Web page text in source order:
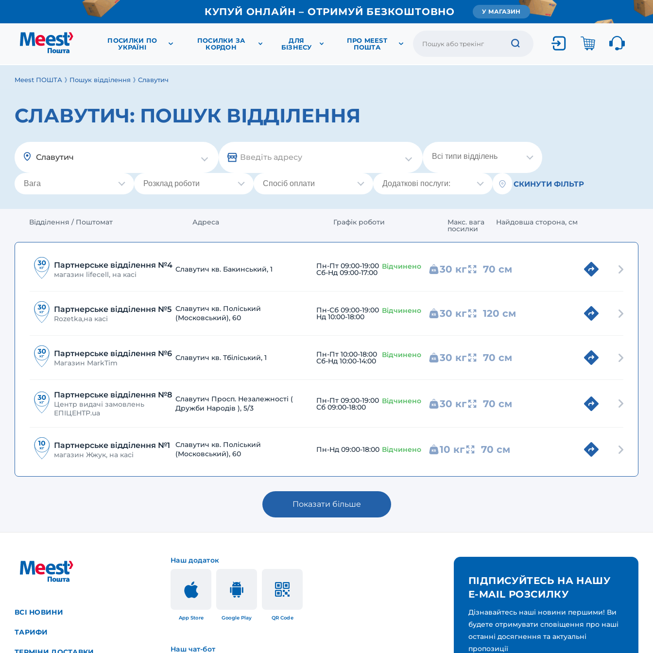
КУПУЙ ОНЛАЙН – ОТРИМУЙ БЕЗКОШТОВНО У МАГАЗИН
ПОСИЛКИ ПО
УКРАЇНІ
ПОСИЛКИ ЗА
КОРДОН
ДЛЯ
БІЗНЕСУ
ПРО MEEST
ПОШТА
Meest ПОШТА Пошук відділення Славутич
СЛАВУТИЧ: ПОШУК ВІДДІЛЕННЯ
Славутич Введіть адресу
СКИНУТИ ФІЛЬТР
Відділення / Поштомат Адреса Графік роботи Макс. вага
посилки
Найдовша сторона, см
Партнерське відділення №4
магазин lifecell, на касі
Славутич кв. Бакинський, 1 Пн-Пт 09:00-19:00
Сб-Нд 09:00-17:00
Відчинено 30 кг 70 см
Партнерське відділення №5
Rozetka,на касі
Славутич кв. Поліський
(Московський), 60
Пн-Сб 09:00-19:00
Нд 10:00-18:00
Відчинено 30 кг 120 см
Партнерське відділення №6
Магазин MarkTim
Славутич кв. Тбіліський, 1 Пн-Пт 10:00-18:00
Сб-Нд 10:00-14:00
Відчинено 30 кг 70 см
Партнерське відділення №8
Центр видачі замовлень
ЕПІЦЕНТР.ua
Славутич Просп. Незалежності (
Дружби Народів ), 5/3
Пн-Пт 09:00-19:00
Сб 09:00-18:00
Відчинено 30 кг 70 см
Партнерське відділення №1
магазин Жжук, на касі
Славутич кв. Поліський
(Московський), 60
Пн-Нд 09:00-18:00 Відчинено 10 кг 70 см
Показати більше
ВСІ НОВИНИ
ТАРИФИ
Наш додаток
App Store Google Play QR Code
Наш чат-бот
ПІДПИСУЙТЕСЬ НА НАШУ
E-MAIL РОЗСИЛКУ
Дізнавайтесь наші новини першими! Ви
будете отримувати сповіщення про наші
останні досягнення та актуальні
пропозиції